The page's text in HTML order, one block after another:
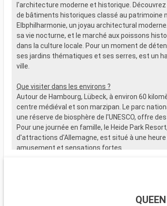
l'architecture moderne et historique.
de bâtiments historiques classé au patrimoine
Elbphilharmonie, un joyau architectural
sa vie nocturne, et le marché aux poissons
dans la culture locale. Pour un moment de
ses jardins thématiques et ses serres, est un
ville.
Que visiter dans les environs ?
Autour de Hambourg, Lübeck, à environ 60
centre médiéval et son marzipan. Le parc
une réserve de biosphère de l'UNESCO, offre
Pour une journée en famille, le Heide Park
d'attractions d'Allemagne, est situé à une
amusement et sensations fortes.